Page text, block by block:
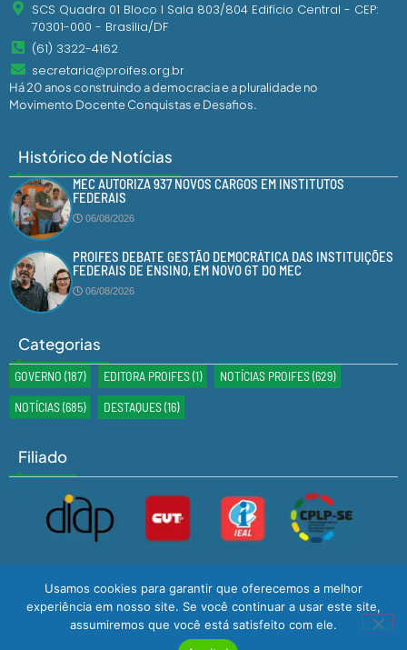
SCS Quadra 01 Bloco I Sala 803/804 Edifício Central - CEP:
70301-000 - Brasília/DF
(61) 3322-4162
secretaria@proifes.org.br
Há 20 anos construindo a democracia e a pluralidade no
Movimento Docente Conquistas e Desafios.
Histórico de Notícias
MEC AUTORIZA 937 NOVOS CARGOS EM INSTITUTOS
FEDERAIS
06/08/2026
PROIFES DEBATE GESTÃO DEMOCRÁTICA DAS INSTITUIÇÕES
FEDERAIS DE ENSINO, EM NOVO GT DO MEC
06/08/2026
Categorias
GOVERNO (187) EDITORA PROIFES(1) NOTÍCIAS PROIFES(629)
NOTÍCIAS(685) DESTAQUES(16)
Filiado
Desenvolvido por GMS TECNOLOGIA © Todos os Direitos Reservados
Usamos cookies para garantir que oferecemos a melhor
experiência em nosso site. Se você continuar a usar este site,
assumiremos que você está satisfeito com ele.